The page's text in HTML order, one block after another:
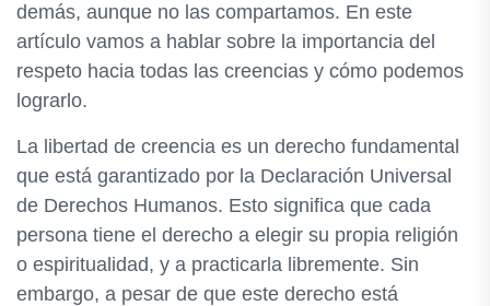
demás, aunque no las compartamos. En este
artículo vamos a hablar sobre la importancia del
respeto hacia todas las creencias y cómo podemos
lograrlo.
La libertad de creencia es un derecho fundamental
que está garantizado por la Declaración Universal
de Derechos Humanos. Esto significa que cada
persona tiene el derecho a elegir su propia religión
o espiritualidad, y a practicarla libremente. Sin
embargo, a pesar de que este derecho está